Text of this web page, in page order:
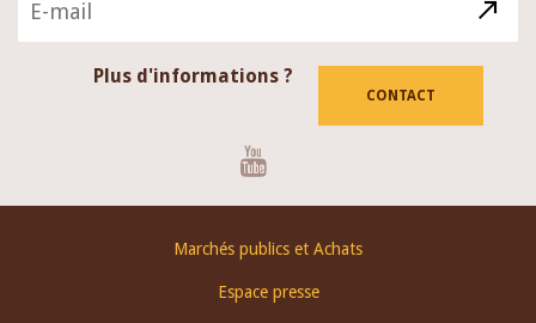
Plus d'informations ?
CONTACT
Marchés publics et Achats
Espace presse